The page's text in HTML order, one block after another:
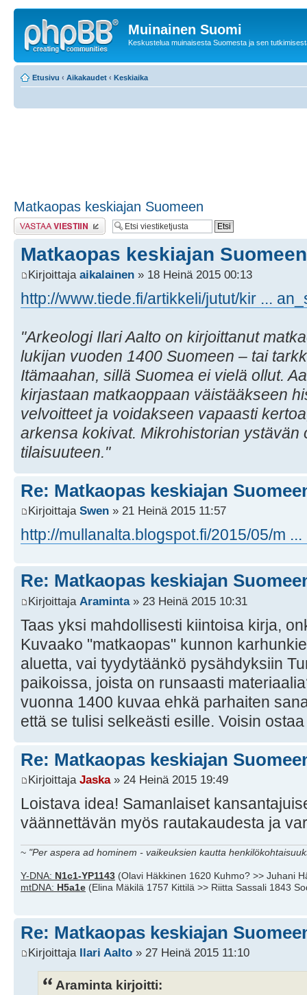
Muinainen Suomi
Keskustelua muinaisesta Suomesta ja sen
Etusivu ‹ Aikakaudet ‹ Keskiaika
Matkaopas keskiajan Suomeen
Lähetä vastaus
Matkaopas keskiajan Suomeen
Kirjoittaja aikalainen » 18 Heinä 2015 00:13
http://www.tiede.fi/artikkeli/jutut/kir ...
"Arkeologi Ilari Aalto on kirjoittanut
lukijan vuoden 1400 Suomeen – tai
Itämaahan, sillä Suomea ei vielä ollut.
kirjastaan matkaoppaan väistääkseen
velvoitteet ja voidakseen vapaasti
arkensa kokivat. Mikrohistorian ystävän
tilaisuuteen."
Re: Matkaopas keskiajan
Kirjoittaja Swen » 21 Heinä 2015 11:57
http://mullanalta.blogspot.fi/2015/05/m
Re: Matkaopas keskiajan
Kirjoittaja Araminta» 23 Heinä 2015 10:31
Taas yksi mahdollisesti kiintoisa kirja,
Kuvaako "matkaopas" kunnon
aluetta, vai tyydytäänkö pysähdyksiin
paikoissa, joista on runsaasti
vuonna 1400 kuvaa ehkä parhaiten
että se tulisi selkeästi esille. Voisin
Re: Matkaopas keskiajan
Kirjoittaja Jaska» 24 Heinä 2015 19:49
Loistava idea! Samanlaiset
väännettävän myös rautakaudesta ja
~ "Per aspera ad hominem - vaikeuksien kautta
Y-DNA: N1c1-YP1143 (Olavi Häkkinen 1620 Kuhmo? >> Juhani
mtDNA: H5a1e (Elina Mäkilä 1757 Kittilä >> Riitta Sassali 1843
Re: Matkaopas keskiajan
Kirjoittaja Ilari Aalto » 27 Heinä 2015 11:10
Araminta kirjoitti: